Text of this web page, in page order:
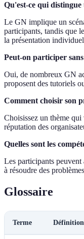
Qu'est-ce qui
Le GN implique un
participants, tandis que
la présentation
Peut-on participer
Oui, de nombreux GN
proposent des tutoriels
Comment choisir son
Choisissez un thème qui
réputation des
Quelles sont les
Les participants
à résoudre des
Glossaire
Terme Définition